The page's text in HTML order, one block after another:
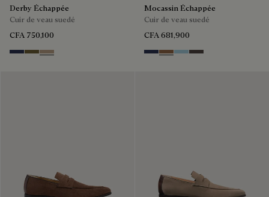
Derby Échappée
Cuir de veau suedé
CFA 750,100
Blu Pine Green
Beige
Mocassin Échappée
Cuir de veau suedé
CFA 681,900
Blu Dark Beige
Light Blue
Grey